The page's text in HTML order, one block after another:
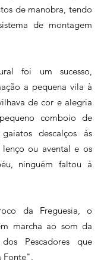
de manobra, tendo
de montagem
foi um sucesso,
a pequena vila à
de cor e alegria
comboio de
descalços às
ou avental e os
ninguém faltou à
da Freguesia, o
marcha ao som da
Pescadores que
Fonte".